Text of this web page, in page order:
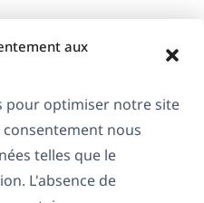
aux
pour optimiser notre site
nous
telles que le
L'absence de
WPML
confidentialité